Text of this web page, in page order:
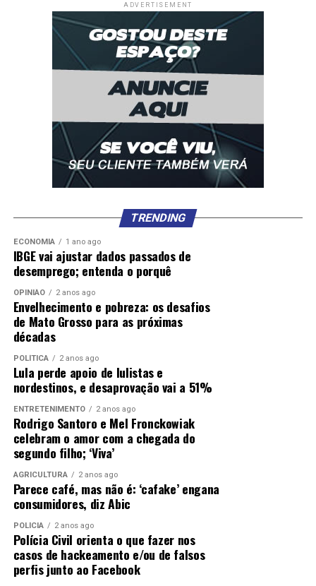
ADVERTISEMENT
TRENDING
ECONOMIA 1 ano ago
IBGE vai ajustar dados passados de
desemprego; entenda o porquê
OPINIÃO 2 anos ago
Envelhecimento e pobreza: os desafios
de Mato Grosso para as próximas
décadas
POLÍTICA 2 anos ago
Lula perde apoio de lulistas e
nordestinos, e desaprovação vai a 51%
ENTRETENIMENTO 2 anos ago
Rodrigo Santoro e Mel Fronckowiak
celebram o amor com a chegada do
segundo filho; ‘Viva’
AGRICULTURA 2 anos ago
Parece café, mas não é: ‘cafake’ engana
consumidores, diz Abic
POLÍCIA 2 anos ago
Polícia Civil orienta o que fazer nos
casos de hackeamento e/ou de falsos
perfis junto ao Facebook